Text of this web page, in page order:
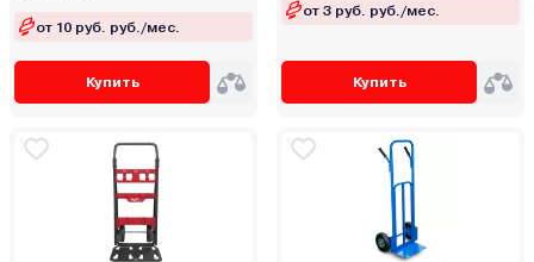
от 10 руб. руб./мес.
Купить
от 3 руб. руб./мес.
Купить